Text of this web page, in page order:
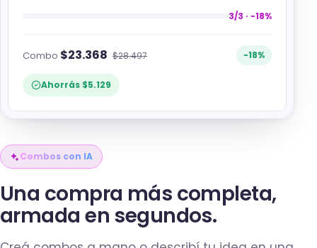
Combos con IA
Una compra más completa,
armada en segundos.
3/3 · −18%
Combo $23.368 $28.497 −18%
Ahorrás $5.129